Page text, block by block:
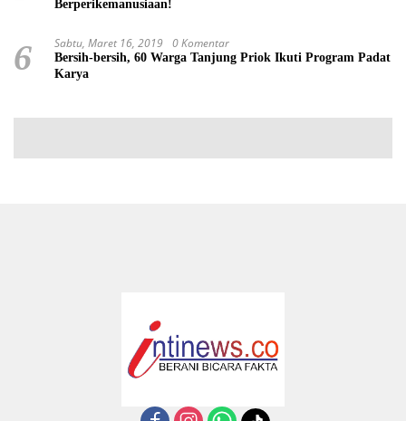
Berperikemanusiaan!
6 Sabtu, Maret 16, 2019 0 Komentar
Bersih-bersih, 60 Warga Tanjung Priok Ikuti Program Padat
Karya